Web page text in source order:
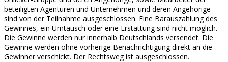
beteiligten Agenturen und Unternehmen und deren Angehörige
sind von der Teilnahme ausgeschlossen. Eine Barauszahlung des
Gewinnes, ein Umtausch oder eine Erstattung sind nicht möglich.
Die Gewinne werden nur innerhalb Deutschlands versendet. Die
Gewinne werden ohne vorherige Benachrichtigung direkt an die
Gewinner verschickt. Der Rechtsweg ist ausgeschlossen.